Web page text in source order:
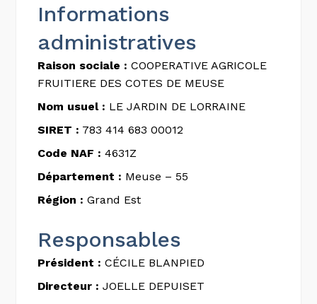
Informations
administratives
Raison sociale : COOPERATIVE AGRICOLE
FRUITIERE DES COTES DE MEUSE
Nom usuel : LE JARDIN DE LORRAINE
SIRET : 783 414 683 00012
Code NAF : 4631Z
Département : Meuse – 55
Région : Grand Est
Responsables
Président : CÉCILE BLANPIED
Directeur : JOELLE DEPUISET